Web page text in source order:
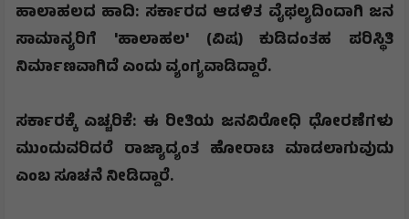
​ಹಾಲಾಹಲದ ಹಾದಿ: ಸರ್ಕಾರದ ಆಡಳಿತ ವೈಫಲ್ಯದಿಂದಾಗಿ ಜನ
ಸಾಮಾನ್ಯರಿಗೆ 'ಹಾಲಾಹಲ' (ವಿಷ) ಕುಡಿದಂತಹ ಪರಿಸ್ಥಿತಿ
ನಿರ್ಮಾಣವಾಗಿದೆ ಎಂದು ವ್ಯಂಗ್ಯವಾಡಿದ್ದಾರೆ.
​ಸರ್ಕಾರಕ್ಕೆ ಎಚ್ಚರಿಕೆ: ಈ ರೀತಿಯ ಜನವಿರೋಧಿ ಧೋರಣೆಗಳು
ಮುಂದುವರಿದರೆ ರಾಜ್ಯಾದ್ಯಂತ ಹೋರಾಟ ಮಾಡಲಾಗುವುದು
ಎಂಬ ಸೂಚನೆ ನೀಡಿದ್ದಾರೆ.